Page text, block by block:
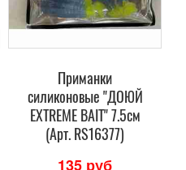
Приманки
силиконовые "ДОЮЙ
EXTREME BAIT" 7.5см
(Арт. RS16377)
135 руб